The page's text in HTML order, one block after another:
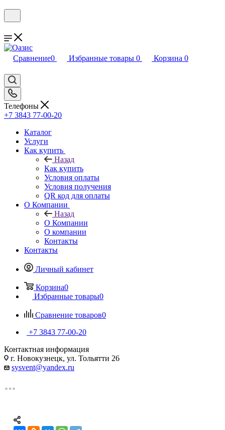
Сравнение0 Избранные товары 0 Корзина 0
Телефоны
+7 3843 77-00-20
Каталог
Услуги
Как купить
Назад
Как купить
Условия оплаты
Условия получения
QR код для оплаты
О Компании
Назад
О Компании
О компании
Контакты
Контакты
Личный кабинет
Корзина0
Избранные товары0
Сравнение товаров0
+7 3843 77-00-20
Контактная информация
г. Новокузнецк, ул. Тольятти 26
sysvent@yandex.ru
Каталог